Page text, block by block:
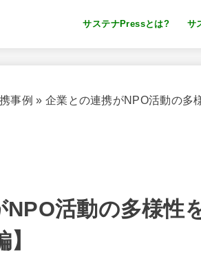
サステナPressとは? サ
事例 » 企業との連携がNPO活動の多
活動の多様性